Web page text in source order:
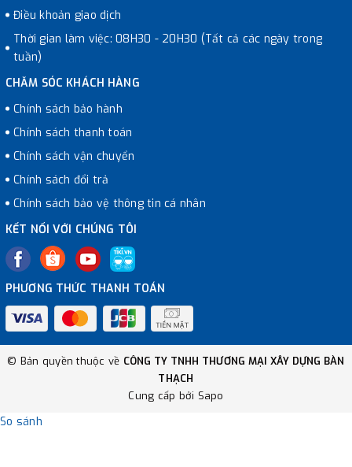
Điều khoản giao dịch
Thời gian làm việc: 08H30 - 20H30 (Tất cả các ngày trong
tuần)
CHĂM SÓC KHÁCH HÀNG
Chính sách bảo hành
Chính sách thanh toán
Chính sách vận chuyển
Chính sách đổi trả
Chính sách bảo vệ thông tin cá nhân
KẾT NỐI VỚI CHÚNG TÔI
PHƯƠNG THỨC THANH TOÁN
© Bản quyền thuộc về CÔNG TY TNHH THƯƠNG MẠI XÂY DỰNG BÀN
THẠCH
Cung cấp bởi Sapo
So sánh